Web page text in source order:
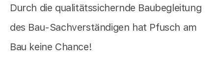
Durch die qualitätssichernde Baubegleitung
des Bau-Sachverständigen hat Pfusch am
Bau keine Chance!